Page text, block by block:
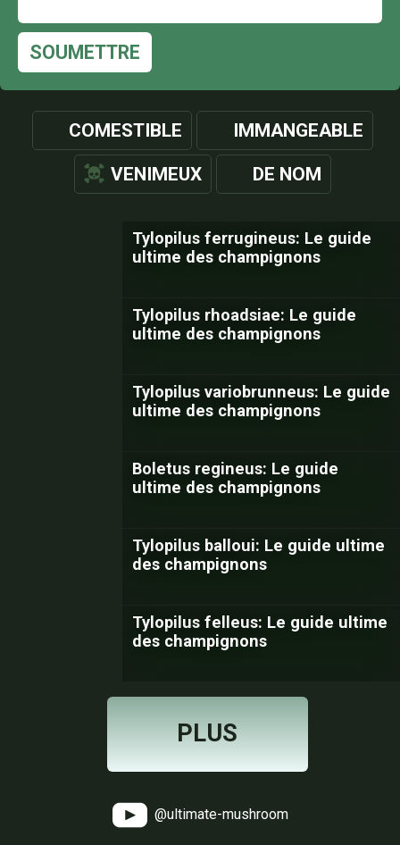
SOUMETTRE
COMESTIBLE IMMANGEABLE
VENIMEUX DE NOM
Tylopilus ferrugineus: Le guide
ultime des champignons
Tylopilus rhoadsiae: Le guide
ultime des champignons
Tylopilus variobrunneus: Le guide
ultime des champignons
Boletus regineus: Le guide
ultime des champignons
Tylopilus balloui: Le guide ultime
des champignons
Tylopilus felleus: Le guide ultime
des champignons
PLUS
@ultimate-mushroom